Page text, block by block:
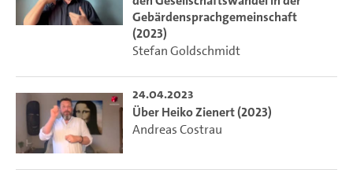
Gebärdensprachgemeinschaft
(2023)
Stefan Goldschmidt
24.04.2023
Über Heiko Zienert (2023)
Andreas Costrau